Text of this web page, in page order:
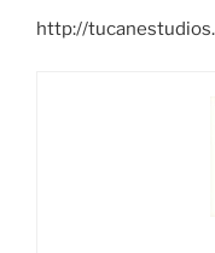
http://